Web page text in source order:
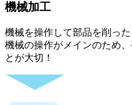
機械加工
機械を操作して部品を削っ
機械の操作がメインのため
とが大切！